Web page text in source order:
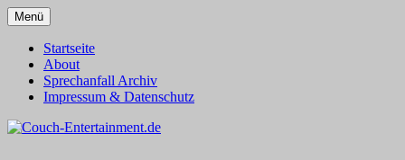
Zum
Inhalt
springen
Couch-Entertainment.de
Menü
Startseite
About
Sprechanfall Archiv
Impressum & Datenschutz